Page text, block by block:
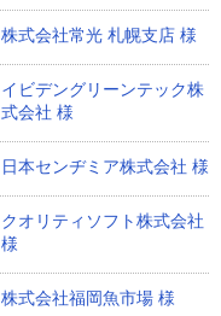
株式会社常光 札幌支店 様
イビデングリーンテック株
式会社 様
日本センヂミア株式会社 様
クオリティソフト株式会社
様
株式会社福岡魚市場 様